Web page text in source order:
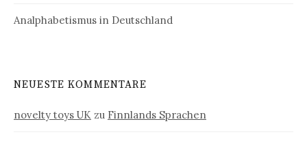
Analphabetismus in Deutschland
NEUESTE KOMMENTARE
novelty toys UK zu Finnlands Sprachen